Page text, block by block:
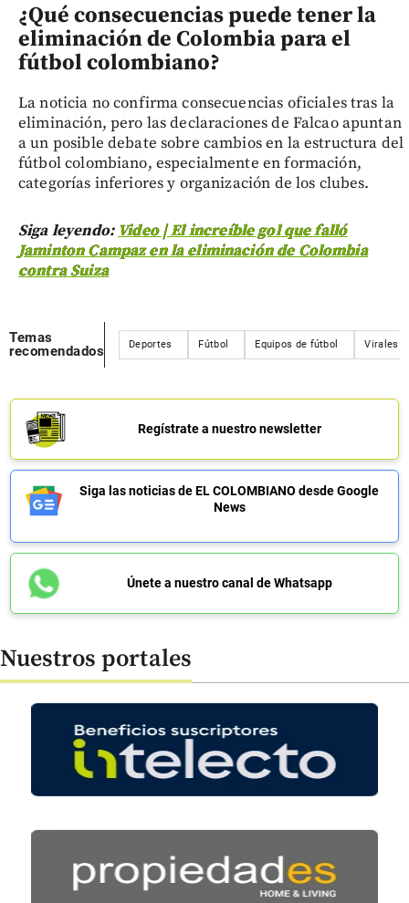
¿Qué consecuencias puede tener la
eliminación de Colombia para el
fútbol colombiano?
La noticia no confirma consecuencias oficiales tras la
eliminación, pero las declaraciones de Falcao apuntan
a un posible debate sobre cambios en la estructura del
fútbol colombiano, especialmente en formación,
categorías inferiores y organización de los clubes.
Siga leyendo: Video | El increíble gol que falló
Jaminton Campaz en la eliminación de Colombia
contra Suiza
Temas
recomendados
Deportes Fútbol Equipos de fútbol Virales
Regístrate a nuestro newsletter
Siga las noticias de EL COLOMBIANO desde Google
News
Únete a nuestro canal de Whatsapp
Nuestros portales